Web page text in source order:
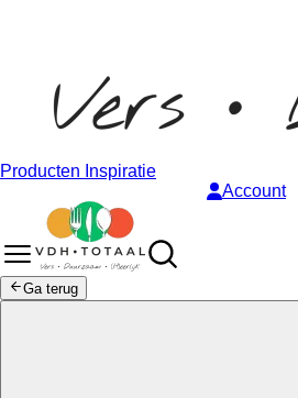
Producten Inspiratie
Account
Ga terug